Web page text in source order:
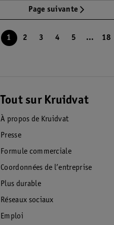
Page suivante
1 2 3 4 5 ... 18
Tout sur Kruidvat
À propos de Kruidvat
Presse
Formule commerciale
Coordonnées de l’entreprise
Plus durable
Réseaux sociaux
Emploi